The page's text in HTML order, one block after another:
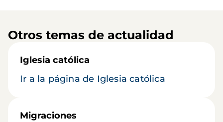
Otros temas de actualidad
Iglesia católica
Ir a la página de Iglesia católica
Migraciones